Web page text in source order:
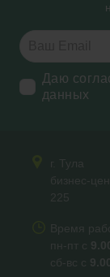
Даю
данных